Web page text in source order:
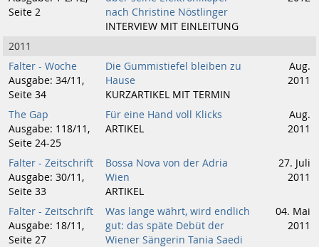
Seite 2
nach Christine Nöstlinger
INTERVIEW MIT EINLEITUNG
2011
Falter - Woche
Ausgabe: 34/11,
Seite 34
Die Gummistiefel bleiben zu
Hause
KURZARTIKEL MIT TERMIN
Aug.
2011
The Gap
Ausgabe: 118/11,
Seite 24-25
Für eine Hand voll Klicks
ARTIKEL
Aug.
2011
Falter - Zeitschrift
Ausgabe: 30/11,
Seite 33
Bossa Nova von der Adria
Wien
ARTIKEL
27. Juli
2011
Falter - Zeitschrift
Ausgabe: 18/11,
Seite 27
Was lange währt, wird endlich
gut: das späte Debüt der
Wiener Sängerin Tania Saedi
04. Mai
2011